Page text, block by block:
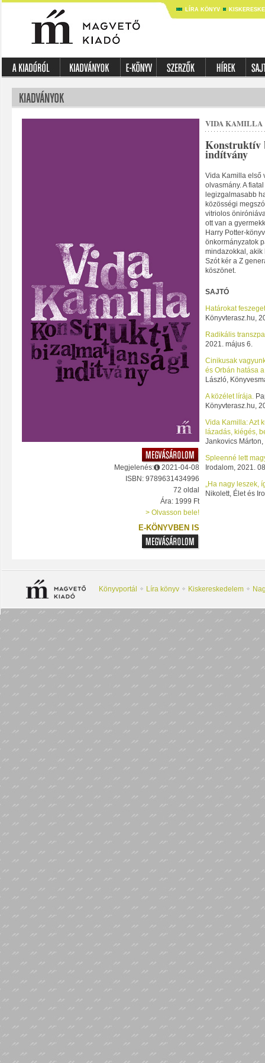
LÍRA KÖNYV
Megjelenés:
2021-04-08
ISBN: 9789631434996
72 oldal
Ára: 1999 Ft
> Olvasson bele!
E-KÖNYVBEN IS
VIDA KAMILLA
Konstruktív
indítvány
Vida Kamilla első
olvasmány. A
legizgalmasabb
közösségi
vitriolos
ott van a
Harry Potter-
önkormányzatok
mindazokkal,
Szót kér a Z
köszönet.
SAJTÓ
Határokat
Könyvterasz.hu,
Radikális
2021. május 6.
Cinikusak
és Orbán hatása
László,
A közélet lírája.
Könyvterasz.hu,
Vida Kamilla: Azt
lázadás, kiégés,
Jankovics
Spleenné lett
Irodalom, 2021.
„Ha nagy leszek,
Nikolett, Élet és
Könyvportál Líra könyv Kiskereskedelem